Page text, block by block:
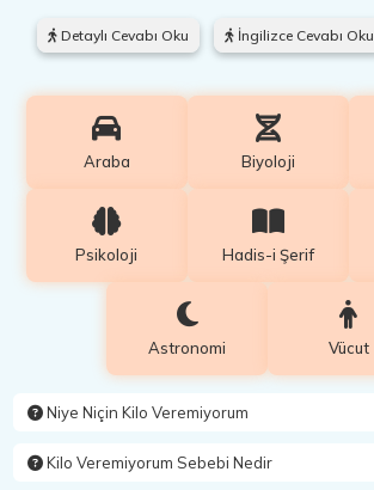
Detaylı Cevabı Oku İngilizce Cevabı Oku
Araba Biyoloji
Psikoloji Hadis-i Şerif
Astronomi Vücut
Niye Niçin Kilo Veremiyorum
Kilo Veremiyorum Sebebi Nedir